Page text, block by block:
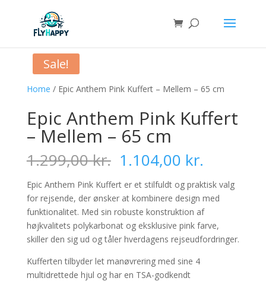
Home / Epic Anthem Pink Kuffert – Mellem – 65 cm
Sale!
Epic Anthem Pink Kuffert
– Mellem – 65 cm
1.299,00kr. Original
price
was:
1.299,00 kr..
1.104,00 kr.
is:
Epic Anthem Pink Kuffert er et stilfuldt og praktisk valg
for rejsende, der ønsker at kombinere design med
funktionalitet. Med sin robuste konstruktion af
højkvalitets polykarbonat og eksklusive pink farve,
skiller den sig ud og tåler hverdagens rejseudfordringer.
Kufferten tilbyder let manøvrering med sine 4
multidrettede hjul og har en TSA-godkendt